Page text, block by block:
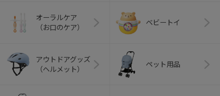
オーラルケア
（お口のケア）
ベビートイ
アウトドアグッズ
（ヘルメット）
ペット用品